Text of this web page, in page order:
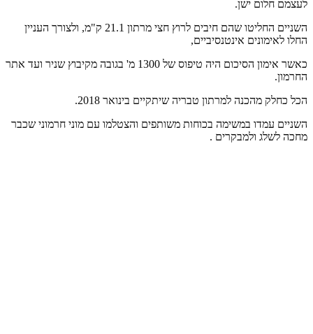
לעצמם חלום ישן.
השניים החליטו שהם חיבים לרוץ חצי מרתון 21.1 ק"מ, ולצורך העניין
החלו לאימונים אינטנסיביים,
כאשר אימון הסיכום היה טיפוס של 1300 מ' בגובה מקיבוץ שניר ועד אתר
החרמון.
הכל כחלק מהכנה למרתון טבריה שיתקיים בינואר 2018.
השניים עמדו במשימה בכוחות משותפים והצטלמו עם מוני חרמוני שכבר
מחכה לשלג ולמבקרים .